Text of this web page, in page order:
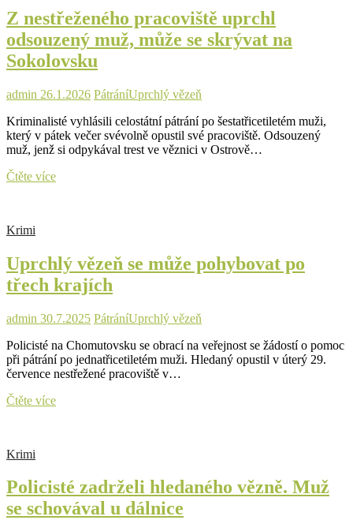
Z nestřeženého pracoviště uprchl
odsouzený muž, může se skrývat na
Sokolovsku
admin 26.1.2026 PátráníUprchlý vězeň
Kriminalisté vyhlásili celostátní pátrání po šestatřicetiletém muži,
který v pátek večer svévolně opustil své pracoviště. Odsouzený
muž, jenž si odpykával trest ve věznici v Ostrově…
Čtěte víceZ
může
se
skrývat
Sokolovsku
Krimi
Uprchlý vězeň se může pohybovat po
třech krajích
admin 30.7.2025 PátráníUprchlý vězeň
Policisté na Chomutovsku se obrací na veřejnost se žádostí o pomoc
při pátrání po jednatřicetiletém muži. Hledaný opustil v úterý 29.
července nestřežené pracoviště v…
Čtěte víceUprchlý
třech
krajích
Krimi
Policisté zadrželi hledaného vězně. Muž
se schovával u dálnice